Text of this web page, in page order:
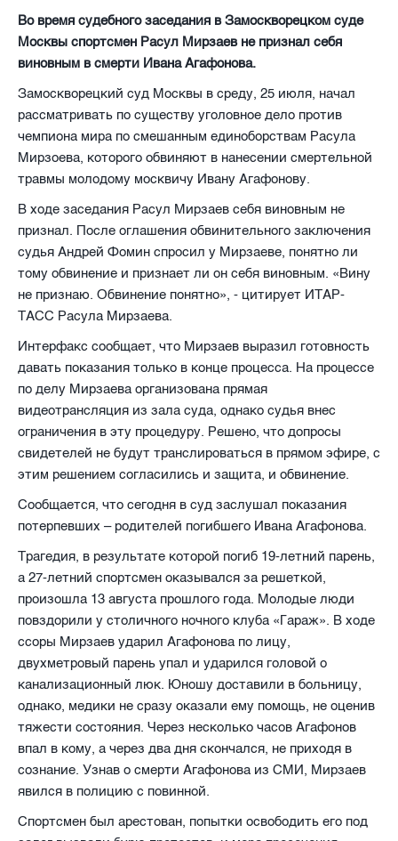
Во время судебного заседания в Замоскворецком суде
Москвы спортсмен Расул Мирзаев не признал себя
виновным в смерти Ивана Агафонова.
Замоскворецкий суд Москвы в среду, 25 июля, начал
рассматривать по существу уголовное дело против
чемпиона мира по смешанным единоборствам Расула
Мирзоева, которого обвиняют в нанесении смертельной
травмы молодому москвичу Ивану Агафонову.
В ходе заседания Расул Мирзаев себя виновным не
признал. После оглашения обвинительного заключения
судья Андрей Фомин спросил у Мирзаеве, понятно ли
тому обвинение и признает ли он себя виновным. «Вину
не признаю. Обвинение понятно», - цитирует ИТАР-
ТАСС Расула Мирзаева.
Интерфакс сообщает, что Мирзаев выразил готовность
давать показания только в конце процесса. На процессе
по делу Мирзаева организована прямая
видеотрансляция из зала суда, однако судья внес
ограничения в эту процедуру. Решено, что допросы
свидетелей не будут транслироваться в прямом эфире, с
этим решением согласились и защита, и обвинение.
Сообщается, что сегодня в суд заслушал показания
потерпевших – родителей погибшего Ивана Агафонова.
Трагедия, в результате которой погиб 19-летний парень,
а 27-летний спортсмен оказывался за решеткой,
произошла 13 августа прошлого года. Молодые люди
повздорили у столичного ночного клуба «Гараж». В ходе
ссоры Мирзаев ударил Агафонова по лицу,
двухметровый парень упал и ударился головой о
канализационный люк. Юношу доставили в больницу,
однако, медики не сразу оказали ему помощь, не оценив
тяжести состояния. Через несколько часов Агафонов
впал в кому, а через два дня скончался, не приходя в
сознание. Узнав о смерти Агафонова из СМИ, Мирзаев
явился в полицию с повинной.
Спортсмен был арестован, попытки освободить его под